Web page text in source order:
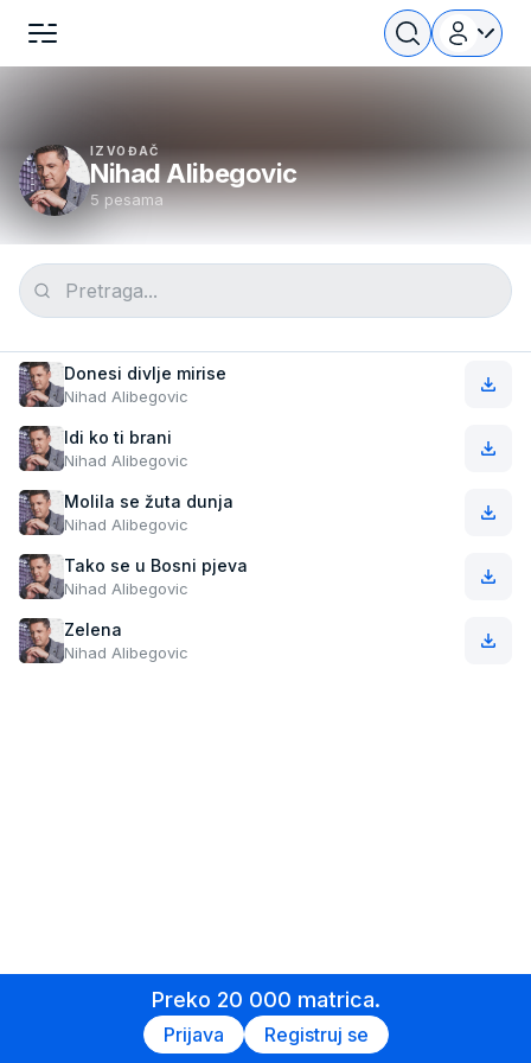
IZVOĐAČ
Nihad Alibegovic
5 pesama
Donesi divlje mirise
Nihad Alibegovic
Idi ko ti brani
Nihad Alibegovic
Molila se žuta dunja
Nihad Alibegovic
Tako se u Bosni pjeva
Nihad Alibegovic
Zelena
Nihad Alibegovic
Preko 20 000 matrica.
Prijava Registruj se